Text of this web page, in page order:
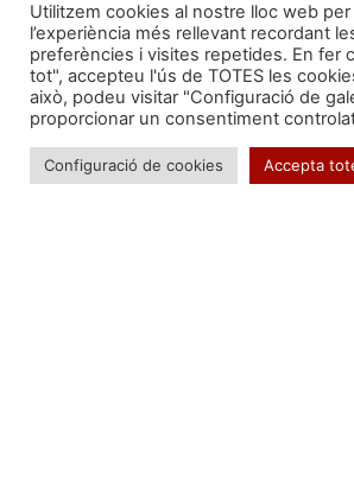
Utilitzem cookies al nostre lloc web
l’experiència més rellevant recordant
preferències i visites repetides. En fer
tot", accepteu l'ús de TOTES les
això, podeu visitar "Configuració de
proporcionar un consentiment
Configuració de cookies Accepta